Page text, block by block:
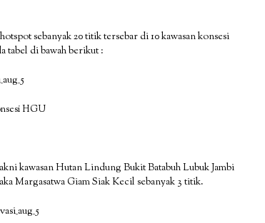
sebanyak 20 titik tersebar di 10 kawasan konsesi
tabel di bawah berikut :
HGU
kawasan Hutan Lindung Bukit Batabuh Lubuk Jambi
Margasatwa Giam Siak Kecil sebanyak 3 titik.